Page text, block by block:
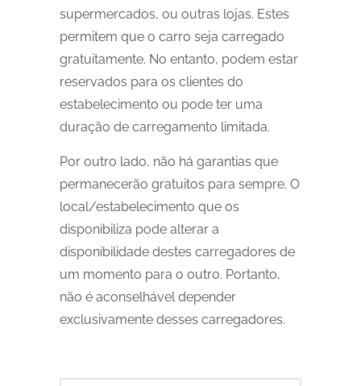
supermercados, ou outras lojas. Estes
permitem que o carro seja carregado
gratuitamente. No entanto, podem estar
reservados para os clientes do
estabelecimento ou pode ter uma
duração de carregamento limitada.
Por outro lado, não há garantias que
permanecerão gratuitos para sempre. O
local/estabelecimento que os
disponibiliza pode alterar a
disponibilidade destes carregadores de
um momento para o outro. Portanto,
não é aconselhável depender
exclusivamente desses carregadores.